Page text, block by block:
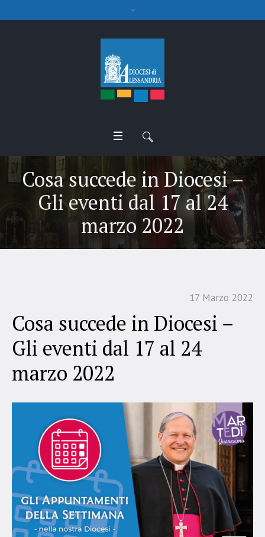
Cosa succede in Diocesi –
Gli eventi dal 17 al 24
marzo 2022
17 Marzo 2022
Cosa succede in Diocesi –
Gli eventi dal 17 al 24
marzo 2022